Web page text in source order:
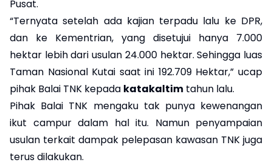
Pusat.
“Ternyata setelah ada kajian terpadu lalu ke DPR,
dan ke Kementrian, yang disetujui hanya 7.000
hektar lebih dari usulan 24.000 hektar. Sehingga luas
Taman Nasional Kutai saat ini 192.709 Hektar,” ucap
pihak Balai TNK kepada katakaltim tahun lalu.
Pihak Balai TNK mengaku tak punya kewenangan
ikut campur dalam hal itu. Namun penyampaian
usulan terkait dampak pelepasan kawasan TNK juga
terus dilakukan.